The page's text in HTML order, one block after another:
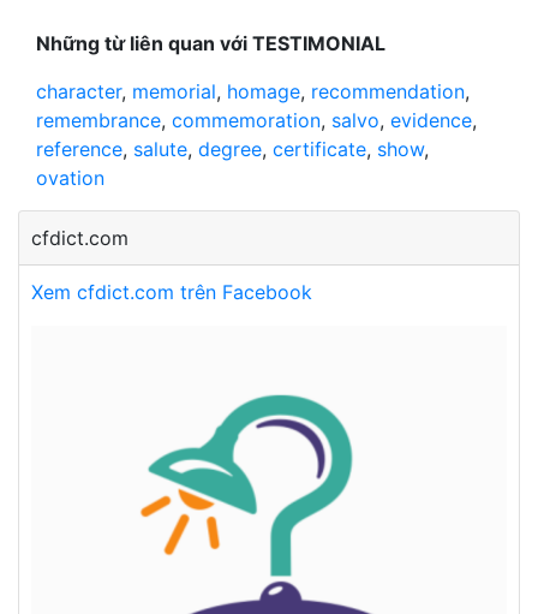
Những từ liên quan với TESTIMONIAL
character, memorial, homage, recommendation,
remembrance, commemoration, salvo, evidence,
reference, salute, degree, certificate, show,
ovation
cfdict.com
Xem cfdict.com trên Facebook